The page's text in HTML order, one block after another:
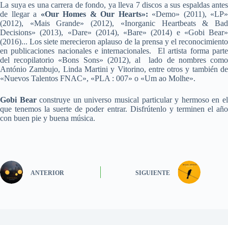
La suya es una carrera de fondo, ya lleva 7 discos a sus espaldas antes
de llegar a «Our Homes & Our Hearts»: «Demo» (2011), «LP»
(2012), «Mais Grande» (2012), «Inorganic Heartbeats & Bad
Decisions» (2013), «Dare» (2014), «Bare» (2014) e «Gobi Bear»
(2016)... Los siete merecieron aplauso de la prensa y el reconocimiento
en publicaciones nacionales e internacionales. El artista forma parte
del recopilatorio «Bons Sons» (2012), al lado de nombres como
António Zambujo, Linda Martini y Vitorino, entre otros y también de
«Nuevos Talentos FNAC», «PLA : 007» o «Um ao Molhe».
Gobi Bearconstruye un universo musical particular y hermoso en el
que tenemos la suerte de poder entrar. Disfrútenlo y terminen el año
con buen pie y buena música.
ANTERIOR SIGUIENTE